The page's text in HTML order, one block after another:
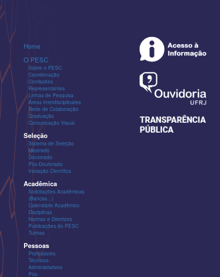
Home
O PESC
Sobre o PESC
Coordenação
Comissões
Representantes
Linhas de Pesquisa
Áreas Interdisciplinares
Rede de Colaboração
Graduação
Comunicação Visual
Seleção
Sistema de Seleção
Mestrado
Doutorado
Pós-Doutorado
Iniciação Científica
Acadêmica
Solicitações Acadêmicas
(Bancas...)
Calendário Acadêmico
Disciplinas
Normas e Diretrizes
Publicações do PESC
Turmas
Pessoas
Professores
Técnicos-
Administrativos
Pós-